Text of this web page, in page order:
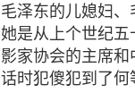
毛泽东的儿媳妇
她是从上个世纪
影家协会的主席
话时犯傻犯到了何